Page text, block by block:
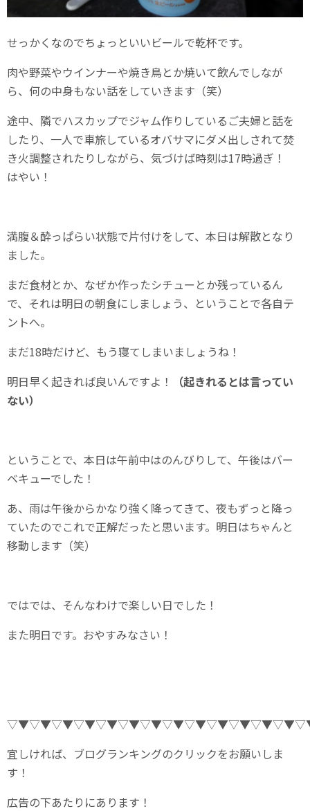
せっかくなのでちょっといいビールで乾杯です。
肉や野菜やウインナーや焼き鳥とか焼いて飲んでしなが
ら、何の中身もない話をしていきます（笑）
途中、隣でハスカップでジャム作りしているご夫婦と話を
したり、一人で車旅しているオバサマにダメ出しされて焚
き火調整されたりしながら、気づけば時刻は17時過ぎ！
はやい！
満腹＆酔っぱらい状態で片付けをして、本日は解散となり
ました。
まだ食材とか、なぜか作ったシチューとか残っているん
で、それは明日の朝食にしましょう、ということで各自テ
ントへ。
まだ18時だけど、もう寝てしまいましょうね！
明日早く起きれば良いんですよ！
（起きれるとは言ってい
ない）
ということで、本日は午前中はのんびりして、午後はバー
ベキューでした！
あ、雨は午後からかなり強く降ってきて、夜もずっと降っ
ていたのでこれで正解だったと思います。明日はちゃんと
移動します（笑）
ではでは、そんなわけで楽しい日でした！
また明日です。おやすみなさい！
宜しければ、ブログランキングのクリックをお願いしま
す！
広告の下あたりにあります！